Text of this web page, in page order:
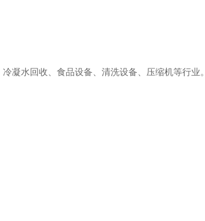
水回收、食品设备、清洗设备、压缩机等行业。